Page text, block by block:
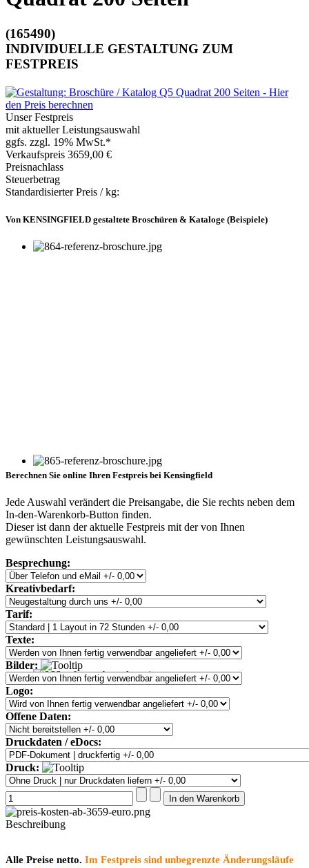
(165490)
INDIVIDUELLE GESTALTUNG ZUM
FESTPREIS
Unser Festpreis
mit aktueller Leistungsauswahl
ggfs. zzgl. 19% MwSt.*
Verkaufspreis 3659,00 €
Preisnachlass
Steuerbetrag
Standardisierter Preis / kg:
Von KENSINGFIELD gestaltete Broschüren & Kataloge (Beispiele)
Berechnen Sie online Ihren Festpreis bei Kensingfield
Jede Auswahl verändert die Preisangabe, die Sie rechts neben dem
In-den-Warenkorb-Button finden.
Dieser ist dann der aktuelle Festpreis mit der von Ihnen
gewünschten Leistungsauswahl.
Besprechung:
Kreativbedarf:
Tarif:
Texte:
Bilder:
Logo:
Offene Daten:
Druckdaten / eDocs:
Druck:
Beschreibung
Alle Preise netto. Im Festpreis sind unbegrenzte Änderungsläufe